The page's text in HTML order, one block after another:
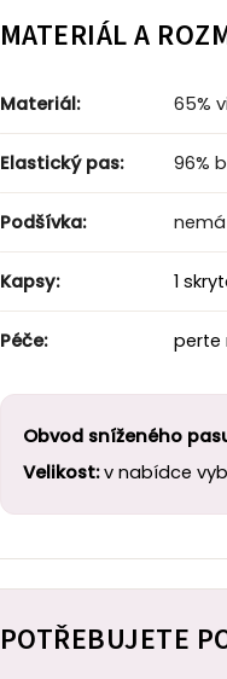
MATERIÁL A
Materiál: 65%
Elastický pas: 96%
Podšívka: nemá
Kapsy: 1
Péče: perte
Obvod sníženého
Velikost:v nabídce
POTŘEBUJETE